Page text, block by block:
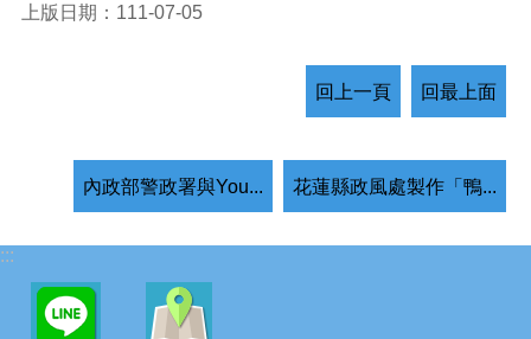
上版日期：111-07-05
回上一頁 回最上面
內政部警政署與You... 花蓮縣政風處製作「鴨...
:::